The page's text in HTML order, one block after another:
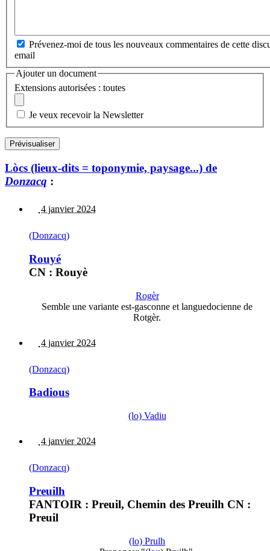
Prévenez-moi de tous les nouveaux commentaires de cette
email
Ajouter un document
Extensions autorisées : toutes
Je veux recevoir la Newsletter
Lòcs (lieux-dits = toponymie, paysage...) de
Donzacq :
4 janvier 2024
(Donzacq)
Rouyé
CN : Rouyè
Rogèr
Semble une variante est-gasconne et languedocienne de
Rotgèr.
4 janvier 2024
(Donzacq)
Badious
(lo) Vadiu
4 janvier 2024
(Donzacq)
Preuilh
FANTOIR : Preuil, Chemin des Preuilh CN :
Preuil
(lo) Prulh